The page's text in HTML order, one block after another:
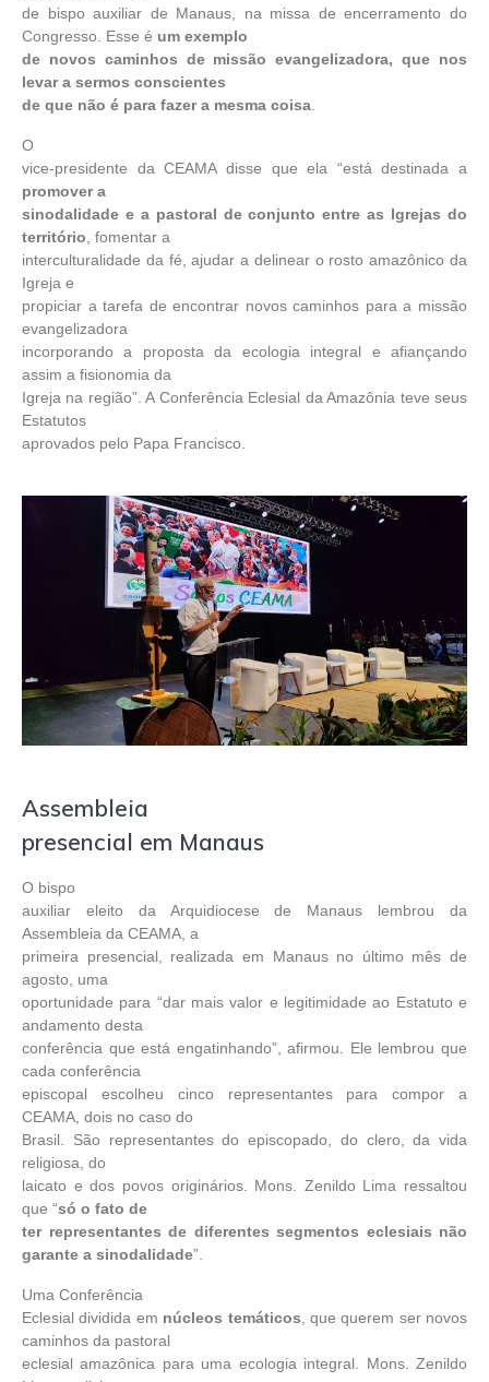
de bispo auxiliar de Manaus, na missa de encerramento do
Congresso. Esse é um exemplo
de novos caminhos de missão evangelizadora, que nos
levar a sermos conscientes
de que não é para fazer a mesma coisa
O
vice-presidente da CEAMA disse que ela “está destinada a
promover a
sinodalidade e a pastoral de conjunto entre as Igrejas do
território , fomentar a
interculturalidade da fé, ajudar a delinear o rosto amazônico da
Igreja e
propiciar a tarefa de encontrar novos caminhos para a missão
evangelizadora
incorporando a proposta da ecologia integral e afiançando
assim a fisionomia da
Igreja na região”. A Conferência Eclesial da Amazônia teve seus
Estatutos
aprovados pelo Papa Francisco.
Assembleia
presencial em Manaus
O bispo
auxiliar eleito da Arquidiocese de Manaus lembrou da
Assembleia da CEAMA, a
primeira presencial, realizada em Manaus no último mês de
agosto, uma
oportunidade para “dar mais valor e legitimidade ao Estatuto e
andamento desta
conferência que está engatinhando”, afirmou. Ele lembrou que
cada conferência
episcopal escolheu cinco representantes para compor a
CEAMA, dois no caso do
Brasil. São representantes do episcopado, do clero, da vida
religiosa, do
laicato e dos povos originários. Mons. Zenildo Lima ressaltou
que “só o fato de
ter representantes de diferentes segmentos eclesiais não
garante a sinodalidade”.
Uma Conferência
Eclesial dividida em núcleos temáticos, que querem ser novos
caminhos da pastoral
eclesial amazônica para uma ecologia integral. Mons. Zenildo